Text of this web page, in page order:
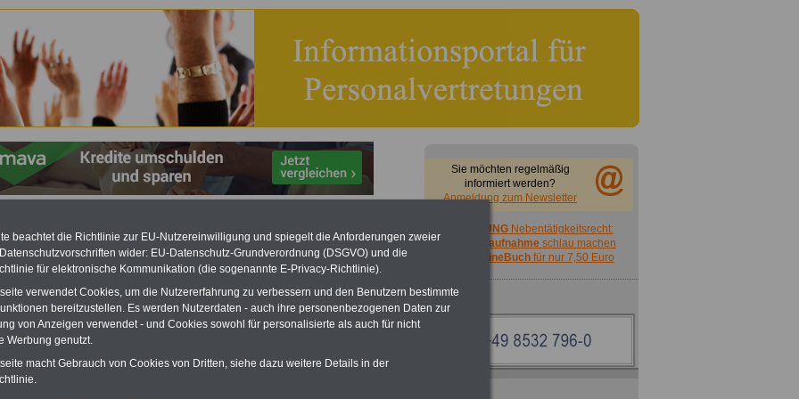
Personalräte-Preis 2023
eBook zum Tarifrecht
Das beliebte eBook wurde im
Oktober 2025 neu aufgelegt. Mit
allen Entgelttabellen für
sowie den
Sie möchten regelmäßig
informiert werden?
Anmeldung zum Newsletter
ACHTUNGNebentätigkeitsrecht:
vor Jobaufnahme schlau machen
OnlineBuchfür nur 7,50 Euro
beachtet die Richtlinie zur EU-Nutzereinwilligung und spiegelt die Anforderungen zweier
wider: EU-Datenschutz-Grundverordnung (DSGVO) und die
für elektronische Kommunikation (die sogenannte E-Privacy-Richtlinie).
verwendet Cookies, um die Nutzererfahrung zu verbessern und den Benutzern bestimmte
bereitzustellen. Es werden Nutzerdaten - auch ihre personenbezogenen Daten zur
von Anzeigen verwendet - und Cookies sowohl für personalisierte als auch für nicht
Werbung genutzt.
macht Gebrauch von Cookies von Dritten, siehe dazu weitere Details in der